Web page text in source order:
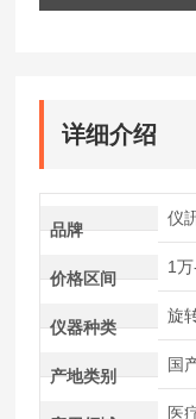
详细介绍
品牌
仪
价格区间
1
仪器种类
旋
产地类别
国
医